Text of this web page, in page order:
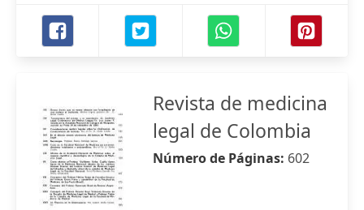
Revista de medicina
legal de Colombia
Número de Páginas: 602